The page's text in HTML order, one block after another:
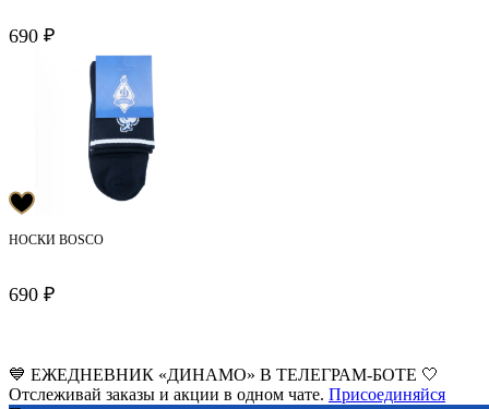
690 ₽
НОСКИ BOSCO
690 ₽
💙 ЕЖЕДНЕВНИК «ДИНАМО» В ТЕЛЕГРАМ-БОТЕ 🤍
Отслеживай заказы и акции в одном чате. Присоединяйся